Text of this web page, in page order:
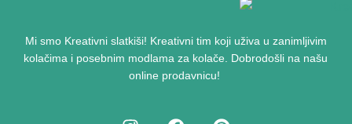
Mi smo Kreativni slatkiši! Kreativni tim koji uživa u zanimljivim
kolačima i posebnim modlama za kolače. Dobrodošli na našu
online prodavnicu!